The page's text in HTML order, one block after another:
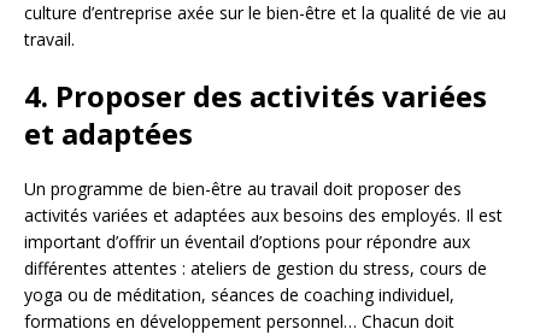
culture d’entreprise axée sur le bien-être et la qualité de vie au
travail.
4. Proposer des activités variées
et adaptées
Un programme de bien-être au travail doit proposer des
activités variées et adaptées aux besoins des employés. Il est
important d’offrir un éventail d’options pour répondre aux
différentes attentes : ateliers de gestion du stress, cours de
yoga ou de méditation, séances de coaching individuel,
formations en développement personnel… Chacun doit